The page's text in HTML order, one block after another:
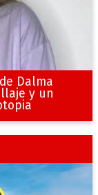
Dalma
y un